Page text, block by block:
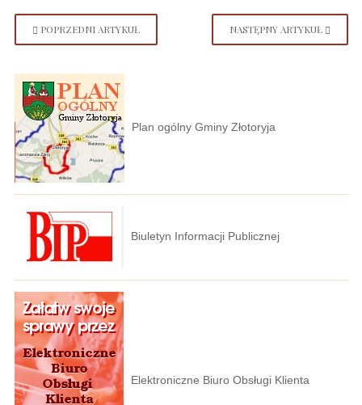
POPRZEDNI ARTYKUŁ NASTĘPNY ARTYKUŁ
Plan ogólny Gminy Złotoryja
Biuletyn Informacji Publicznej
Elektroniczne Biuro Obsługi Klienta